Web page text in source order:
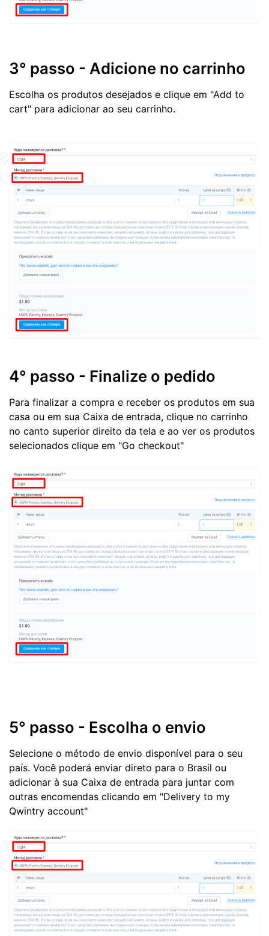
3° passo - Adicione no carrinho
Escolha os produtos desejados e clique em "Add to
cart" para adicionar ao seu carrinho.
4° passo - Finalize o pedido
Para finalizar a compra e receber os produtos em sua
casa ou em sua Caixa de entrada, clique no carrinho
no canto superior direito da tela e ao ver os produtos
selecionados clique em "Go checkout"
5° passo - Escolha o envio
Selecione o método de envio disponível para o seu
país. Você poderá enviar direto para o Brasil ou
adicionar à sua Caixa de entrada para juntar com
outras encomendas clicando em "Delivery to my
Qwintry account"